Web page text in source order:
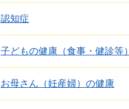
認知症
子どもの健康（食事・健診等）
お母さん（妊産婦）の健康